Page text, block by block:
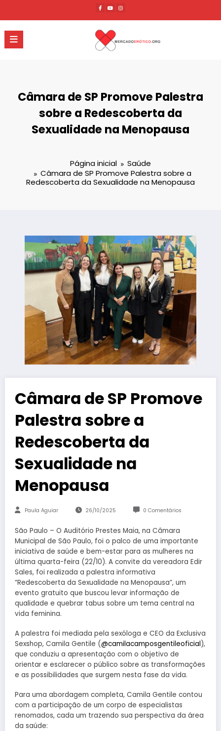
o
conteúdo
Câmara de SP Promove Palestra
sobre a Redescoberta da
Sexualidade na Menopausa
Página inicial
Saúde
Câmara de SP Promove Palestra sobre a
Redescoberta da Sexualidade na Menopausa
Câmara de SP Promove
Palestra sobre a
Redescoberta da
Sexualidade na
Menopausa
Paula Aguiar 26/10/2025 0 Comentários
São Paulo – O Auditório Prestes Maia, na Câmara
Municipal de São Paulo, foi o palco de uma importante
iniciativa de saúde e bem-estar para as mulheres na
última quarta-feira (22/10). A convite da vereadora Edir
Sales, foi realizada a palestra informativa
“Redescoberta da Sexualidade na Menopausa”, um
evento gratuito que buscou levar informação de
qualidade e quebrar tabus sobre um tema central na
vida feminina.
A palestra foi mediada pela sexóloga e CEO da Exclusiva
Sexshop, Camila Gentile (@camilacamposgentileoficial),
que conduziu a apresentação com o objetivo de
orientar e esclarecer o público sobre as transformações
e as possibilidades que surgem nesta fase da vida.
Para uma abordagem completa, Camila Gentile contou
com a participação de um corpo de especialistas
renomados, cada um trazendo sua perspectiva da área
da saúde: